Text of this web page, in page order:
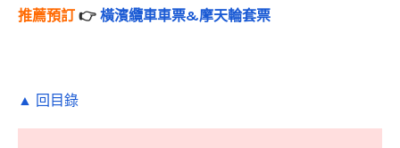
推薦預訂 👉 橫濱纜車車票&摩天輪套票
▲ 回目錄